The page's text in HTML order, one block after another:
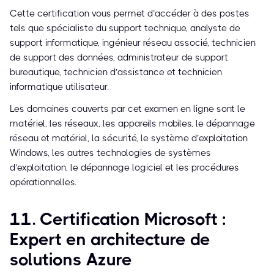
Cette certification vous permet d’accéder à des postes
tels que spécialiste du support technique, analyste de
support informatique, ingénieur réseau associé, technicien
de support des données, administrateur de support
bureautique, technicien d’assistance et technicien
informatique utilisateur.
Les domaines couverts par cet examen en ligne sont le
matériel, les réseaux, les appareils mobiles, le dépannage
réseau et matériel, la sécurité, le système d’exploitation
Windows, les autres technologies de systèmes
d’exploitation, le dépannage logiciel et les procédures
opérationnelles.
11. Certification Microsoft :
Expert en architecture de
solutions Azure